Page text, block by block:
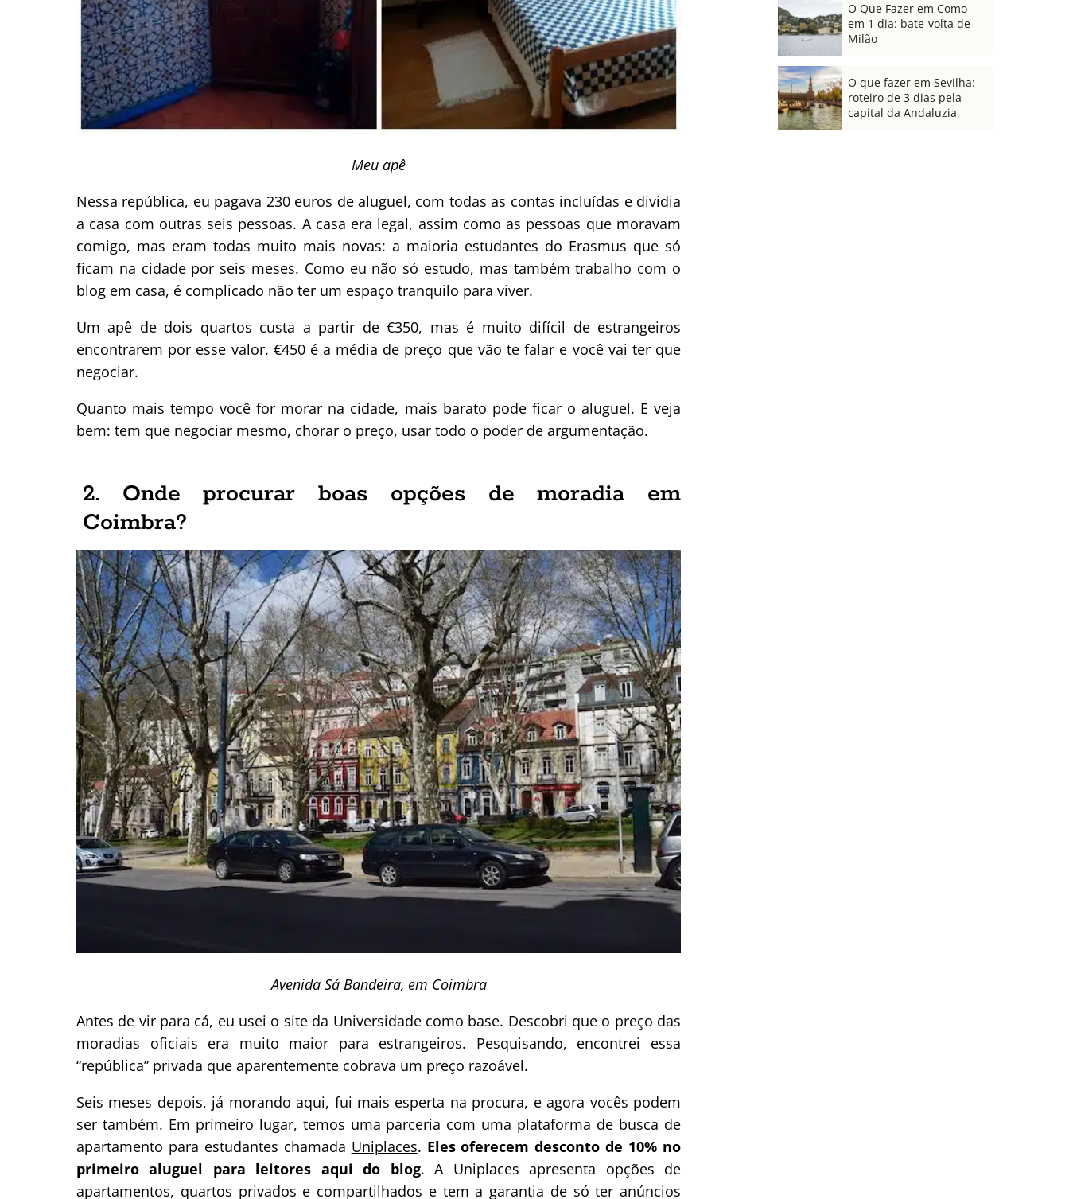
Meu apê
Nessa república, eu pagava 230 euros de aluguel, com todas as contas incluídas e dividia
a casa com outras seis pessoas. A casa era legal, assim como as pessoas que moravam
comigo, mas eram todas muito mais novas: a maioria estudantes do Erasmus que só
ficam na cidade por seis meses. Como eu não só estudo, mas também trabalho com o
blog em casa, é complicado não ter um espaço tranquilo para viver.
Um apê de dois quartos custa a partir de €350, mas é muito difícil de estrangeiros
encontrarem por esse valor. €450 é a média de preço que vão te falar e você vai ter que
negociar.
Quanto mais tempo você for morar na cidade, mais barato pode ficar o aluguel. E veja
bem: tem que negociar mesmo, chorar o preço, usar todo o poder de argumentação.
2. Onde procurar boas opções de moradia em
Coimbra?
Avenida Sá Bandeira, em Coimbra
Antes de vir para cá, eu usei o site da Universidade como base. Descobri que o preço das
moradias oficiais era muito maior para estrangeiros. Pesquisando, encontrei essa
“república” privada que aparentemente cobrava um preço razoável.
Seis meses depois, já morando aqui, fui mais esperta na procura, e agora vocês podem
ser também. Em primeiro lugar, temos uma parceria com uma plataforma de busca de
apartamento para estudantes chamada Uniplaces. Eles oferecem desconto de 10% no
primeiro aluguel para leitores aqui do blog. A Uniplaces apresenta opções de
apartamentos, quartos privados e compartilhados e tem a garantia de só ter anúncios
O Que Fazer em Como
em 1 dia: bate-volta de
Milão
O que fazer em Sevilha:
roteiro de 3 dias pela
capital da Andaluzia